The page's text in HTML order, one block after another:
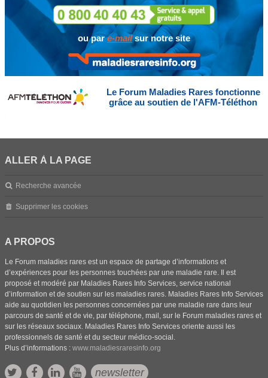
ou pare-mailsur notre site
Le Forum Maladies Rares fonctionne
grâce au soutien de l'AFM-Téléthon
ALLER À LA PAGE
Recherche avancée
Supprimer les cookies
A PROPOS
Le Forum maladies rares est un espace de partage d’informations et
d’expériences pour les personnes touchées par une maladie rare. Il est
proposé et modéré par Maladies Rares Info Services, service national
d’information et de soutien sur les maladies rares. Maladies Rares Info Services
aide au quotidien les personnes concernées par une maladie rare dans leur
parcours de santé et de vie, par téléphone, mail, sur le Forum maladies rares et
sur les réseaux sociaux. Maladies Rares Info Services oriente aussi les
professionnels de santé et du secteur médico-social.
Plus d’informations : www.maladiesraresinfo.org
newsletter